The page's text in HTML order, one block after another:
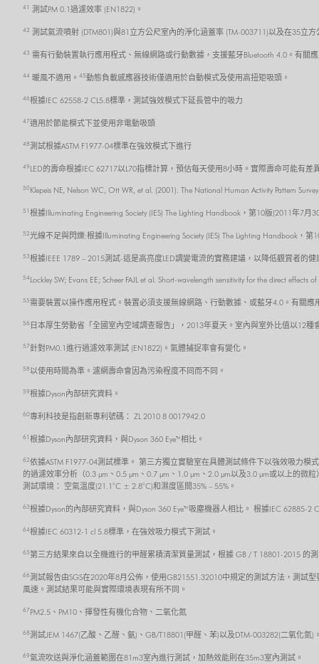
41 測試PM 0.1過濾效率 (EN1822)。
42 測試氣流噴射 (DTM801)與81立方公尺室內的淨化涵蓋率 (TM-003711)以及在35立
43 需有行動裝置執行應用程式、無線網路或行動數據，支援藍牙Bluetooth 4.0。有關
44 暖風不適用。 45動態負載感應器技術僅適用於自動模式及使用高扭矩吸頭。
46根據IEC 62558-2 CL5.8標準，測試強效模式下延長管中的吸力
47適用於節能模式下並使用非電動吸頭
48 測試根據ASTM F1977-04標準在強效模式下進行
49 LED的壽命根據IEC 62717以L70指標計算，預估每天使用8小時。實際壽命可能有差
50Klepeis NE, Nelson WC, Ott WR, et al. (2001). The National Human Activity Pattern
51 根據Illuminating Engineering Society (IES) The Lighting Handbook，第10版(2011年7月
52光線不足與閃爍:根據Illuminating Engineering Society (IES) The Lighting Handbook，
53根據IEEE 1789 – 2015測試-這是高亮度LED調變電流的實務建議，以降低觀賞者的健
54 Lockley SW; Evans EE; Scheer FAJL et al. Short-wavelength sensitivity for the direct
55 需要裝置以操作應用程式。裝置必須支援無線網路、行動數據、或藍牙4.0。有關
56 日本厚生勞動省「全國室內空域調查報告」，2013年夏天。室內與室外比值以12
57 針對PM0.1進行過濾效率測試 (EN1822)。氣體捕捉率會有變化。
58以使用時間為準。濾網壽命會因為污染程度不同而不同。
59根據Dyson內部研究資料。
60專利科技是指創新專利號碼： ZL 2010 8 0017942.0
61 根據Dyson內部研究資料，與Dyson 360 Eye™相比。
62依據ASTM F1977-04測試標準。 第三方獨立實驗室在具體測試條件下以強效吸力
的過濾效率分析（0.3 μm、0.5 μm、0.7 μm、1.0 μm、2.0 μm以及3.0 μm或以上的
測試環境： 空氣溫度(21.1°C ± 2.8°C)和濕度區間35% – 55%。
63根據Dyson的內部研究資料，與Dyson 360 Eye™吸塵機器人相比。 根據IEC 62885-2
64根據IEC 60312-1 cl 5.8標準，在強效吸力模式下測試。
65第三方結果來自以全機進行的甲醛累積清潔質量測試，根據 GB / T 18801-2015 的
66 測試報告由SGS在2020年8月公佈，使用GB21551.32010中規定的測試方法，測試
風速。測試結果可能與實際環境表現有所不同。
67 PM2.5、PM10、揮發性有機化合物、二氧化氮
68 測試JEM 1467(乙酸、乙醛、氨)、GB/T18801(甲醛、苯)以及DTM-003282(二氧化
69氣流吹送與淨化涵蓋範圍在81m3室內進行測試，加熱效能則在35m3室內測試。